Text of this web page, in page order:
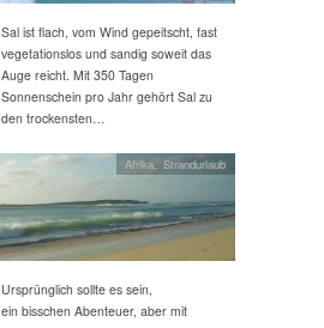
Sal ist flach, vom Wind gepeitscht, fast
vegetationslos und sandig soweit das
Auge reicht. Mit 350 Tagen
Sonnenschein pro Jahr gehört Sal zu
den trockensten…
Afrika,Strandurlaub
Ursprünglich sollte es sein,
ein bisschen Abenteuer, aber mit